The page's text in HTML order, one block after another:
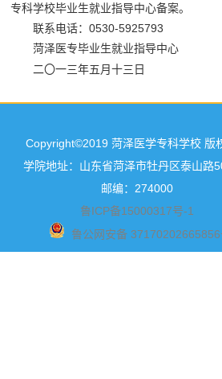
专科学校毕业生就业指导中心备案。
联系电话：0530-5925793
菏泽医专毕业生就业指导中心
二〇一三年五月十三日
Copyright©2019 菏泽医学专科学校 版
学院地址：山东省菏泽市牡丹区泰山路
邮编：274000
鲁ICP备15000317号-1
鲁公网安备 37170202665856